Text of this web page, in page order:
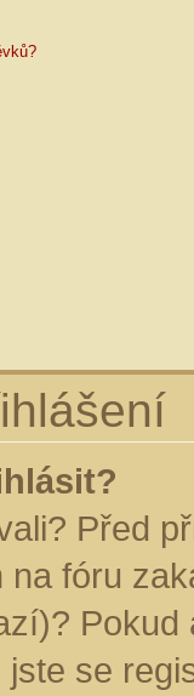
Před
na fóru
se